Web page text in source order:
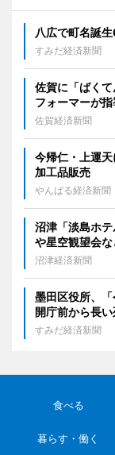
八広で町名誕
すみだ経済新聞
佐賀に「ばく
フォーマーが指
佐賀経済新聞
今帰仁・上運
加工品販売
やんばる経済新聞
沼津「淡島ホ
や星空観望会な
沼津経済新聞
墨田区役所、
開庁前から長い
すみだ経済新聞
食べる
暮らす・働く